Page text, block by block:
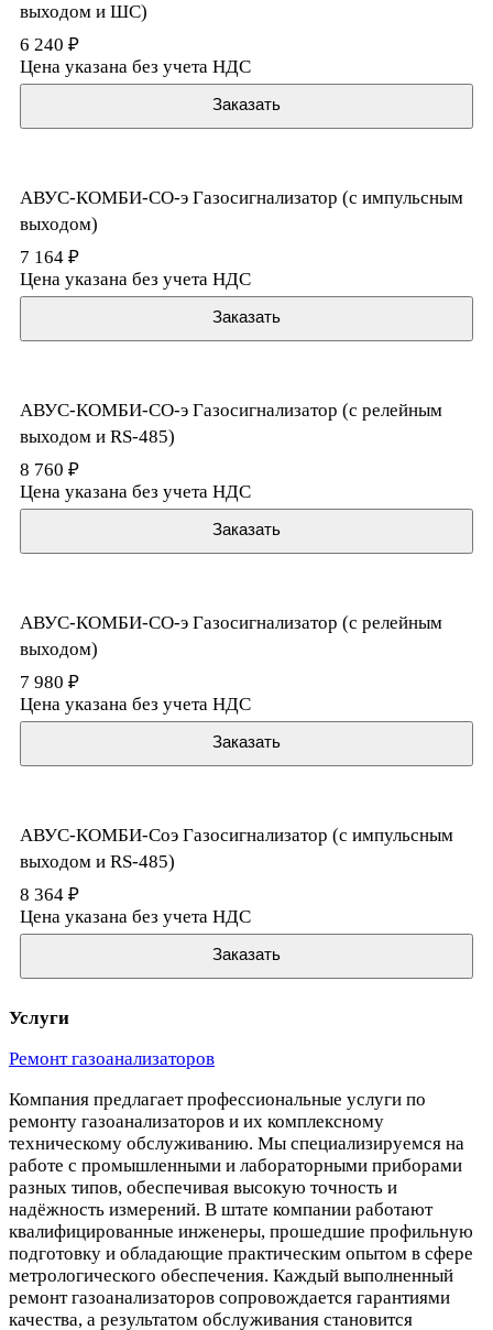
выходом и ШС)
6 240 ₽
Цена указана без учета НДС
Заказать
АВУС-КОМБИ-CO-э Газосигнализатор (с импульсным
выходом)
7 164 ₽
Цена указана без учета НДС
Заказать
АВУС-КОМБИ-CO-э Газосигнализатор (с релейным
выходом и RS-485)
8 760 ₽
Цена указана без учета НДС
Заказать
АВУС-КОМБИ-CO-э Газосигнализатор (с релейным
выходом)
7 980 ₽
Цена указана без учета НДС
Заказать
АВУС-КОМБИ-Coэ Газосигнализатор (с импульсным
выходом и RS-485)
8 364 ₽
Цена указана без учета НДС
Заказать
Услуги
Ремонт газоанализаторов
Компания предлагает профессиональные услуги по
ремонту газоанализаторов и их комплексному
техническому обслуживанию. Мы специализируемся на
работе с промышленными и лабораторными приборами
разных типов, обеспечивая высокую точность и
надёжность измерений. В штате компании работают
квалифицированные инженеры, прошедшие профильную
подготовку и обладающие практическим опытом в сфере
метрологического обеспечения. Каждый выполненный
ремонт газоанализаторов сопровождается гарантиями
качества, а результатом обслуживания становится